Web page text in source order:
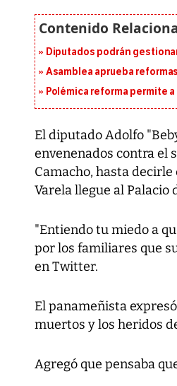
Diputados podrán
Asamblea aprueba
Polémica reforma permite
El diputado Adolfo
envenenados contra el
Camacho, hasta
Varela llegue al Palacio
"Entiendo tu miedo a
por los familiares que
en Twitter.
El panameñista
muertos y los heridos
Agregó que pensaba